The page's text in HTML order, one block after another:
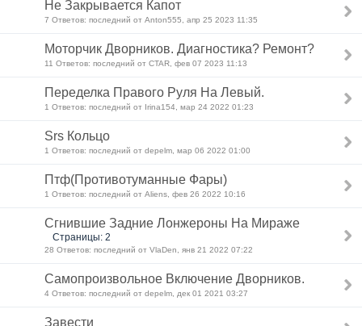
Не Закрывается Капот
7 Ответов: последний от Anton555, апр 25 2023 11:35
Моторчик Дворников. Диагностика? Ремонт?
11 Ответов: последний от CTAR, фев 07 2023 11:13
Переделка Правого Руля На Левый.
1 Ответов: последний от Irina154, мар 24 2022 01:23
Srs Кольцо
1 Ответов: последний от depelm, мар 06 2022 01:00
Птф(Противотуманные Фары)
1 Ответов: последний от Aliens, фев 26 2022 10:16
Сгнившие Задние Лонжероны На Мираже
Страницы: 2
28 Ответов: последний от VlaDen, янв 21 2022 07:22
Самопроизвольное Включение Дворников.
4 Ответов: последний от depelm, дек 01 2021 03:27
Завести